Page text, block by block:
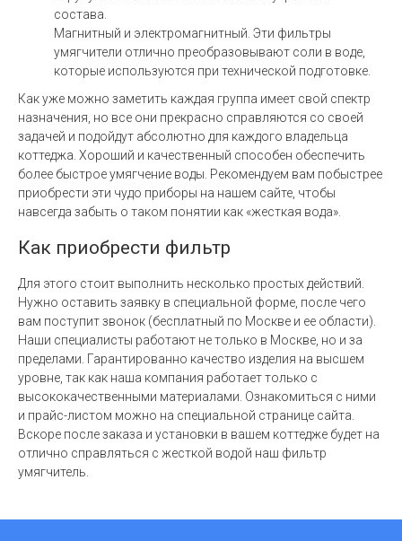
состава.
Магнитный и электромагнитный. Эти фильтры
умягчители отлично преобразовывают соли в воде,
которые используются при технической подготовке.
Как уже можно заметить каждая группа имеет свой спектр
назначения, но все они прекрасно справляются со своей
задачей и подойдут абсолютно для каждого владельца
коттеджа. Хороший и качественный способен обеспечить
более быстрое умягчение воды. Рекомендуем вам побыстрее
приобрести эти чудо приборы на нашем сайте, чтобы
навсегда забыть о таком понятии как «жесткая вода».
Как приобрести фильтр
Для этого стоит выполнить несколько простых действий.
Нужно оставить заявку в специальной форме, после чего
вам поступит звонок (бесплатный по Москве и ее области).
Наши специалисты работают не только в Москве, но и за
пределами. Гарантированно качество изделия на высшем
уровне, так как наша компания работает только с
высококачественными материалами. Ознакомиться с ними
и прайс-листом можно на специальной странице сайта.
Вскоре после заказа и установки в вашем коттедже будет на
отлично справляться с жесткой водой наш фильтр
умягчитель.